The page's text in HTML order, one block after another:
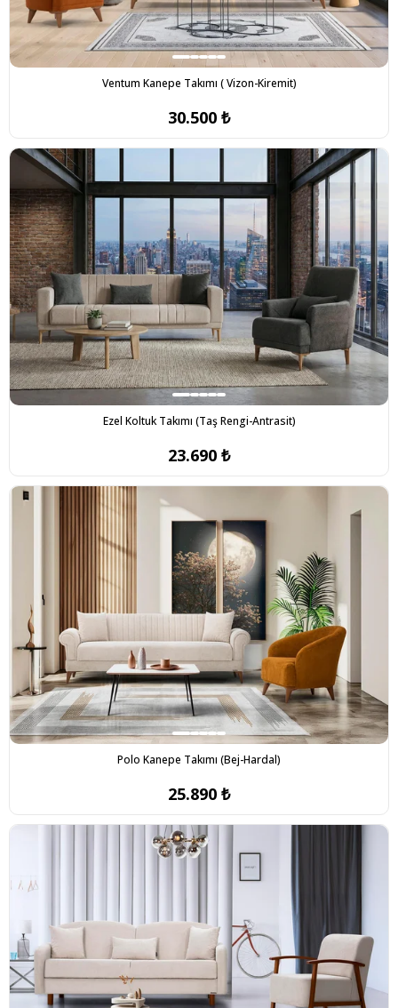
Ventum Kanepe Takımı ( Vizon-Kiremit)
30.500 ₺
Ezel Koltuk Takımı (Taş Rengi-Antrasit)
23.690 ₺
Polo Kanepe Takımı (Bej-Hardal)
25.890 ₺